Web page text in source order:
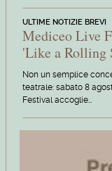
ULTIME NOTIZIE BREVI
Mediceo Live
'Like a Rolling
Non un semplice
teatrale: sabato 8
Festival accoglie…